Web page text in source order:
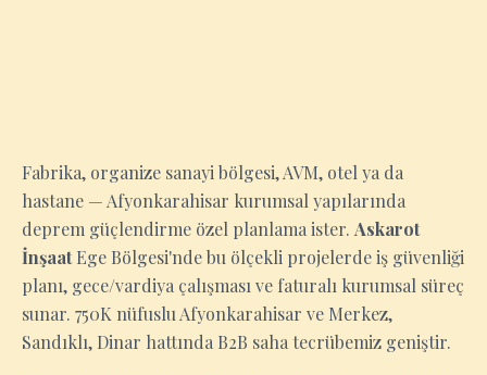
Fabrika, organize sanayi bölgesi, AVM, otel ya da
hastane — Afyonkarahisar kurumsal yapılarında
deprem güçlendirme özel planlama ister. Askarot
İnşaatEge Bölgesi'nde bu ölçekli projelerde iş güvenliği
planı, gece/vardiya çalışması ve faturalı kurumsal süreç
sunar. 750K nüfuslu Afyonkarahisar ve Merkez,
Sandıklı, Dinar hattında B2B saha tecrübemiz geniştir.